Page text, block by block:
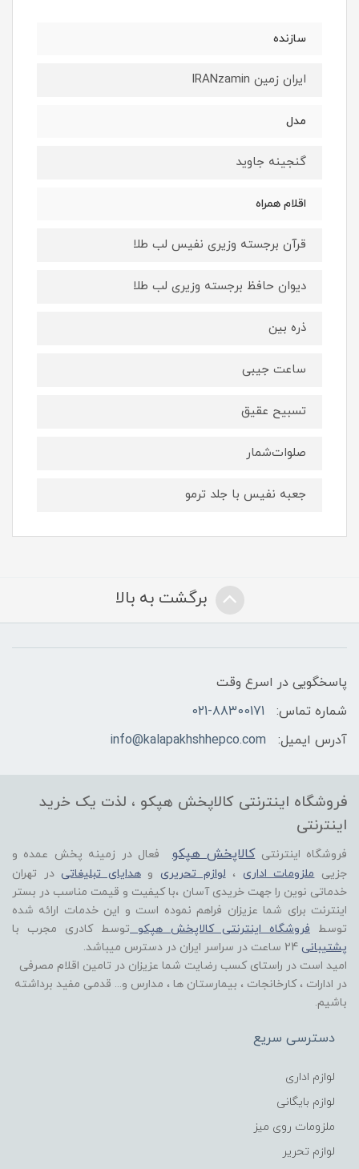
سازنده
ایران زمین IRANzamin
مدل
گنجینه جاوید
اقلام همراه
قرآن برجسته وزیری نفیس لب طلا
دیوان حافظ برجسته وزیری لب طلا
ذره بین
ساعت جیبی
تسبیح عقیق
صلوات‌شمار
جعبه نفیس با جلد ترمو
برگشت به بالا
پاسخگویی در اسرع وقت
شماره تماس:
021-88300171
آدرس ایمیل:
info@kalapakhshhepco.com
فروشگاه اینترنتی کالاپخش هپکو ، لذت یک خرید
اینترنتی
فروشگاه اینترنتی کالاپخش هپکو
فعال در زمینه پخش عمده و
جزییملزومات اداری ،لوازم تحریری وهدایای تبلیغاتیدر تهران
خدماتی نوین را جهت خریدی آسان ،با کیفیت و قیمت مناسب در بستر
اینترنت برای شما عزیزان فراهم نموده است و این خدمات ارائه شده
توسط فروشگاه اینترنتی کالاپخش هپکو
توسط کادری مجرب با
پشتیبانی
امید است در راستای کسب رضایت شما عزیزان در تامین اقلام مصرفی
در ادارات ، کارخانجات ، بیمارستان ها ، مدارس و... قدمی مفید برداشته
باشیم.
دسترسی سریع
لوازم اداری
لوازم بایگانی
ملزومات روی میز
لوازم تحریر